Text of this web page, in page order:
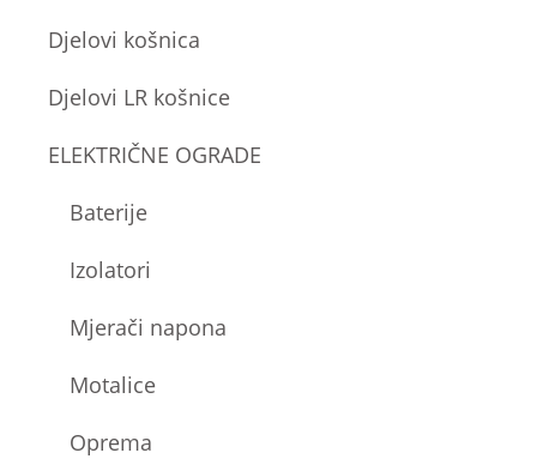
Djelovi košnica
Djelovi LR košnice
ELEKTRIČNE OGRADE
Baterije
Izolatori
Mjerači napona
Motalice
Oprema